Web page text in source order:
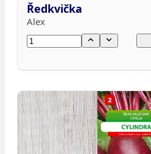
Ředkvička
Alex